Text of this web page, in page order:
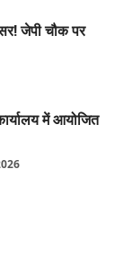
जेपी चौक पर
में आयोजित